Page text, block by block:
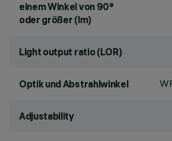
einem Winkel von 90°
oder größer (lm)
Light output ratio (LOR)
Optik und Abstrahlwinkel
Adjustability